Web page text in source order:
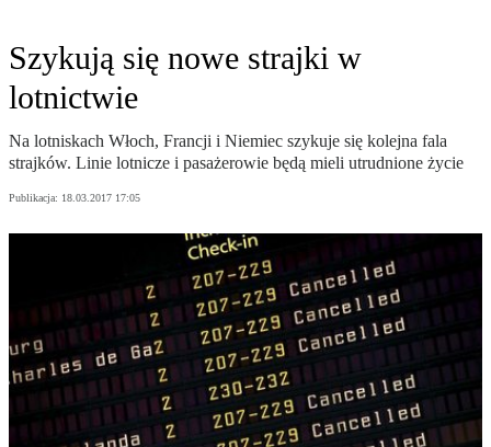
Szykują się nowe strajki w
lotnictwie
Na lotniskach Włoch, Francji i Niemiec szykuje się kolejna fala
strajków. Linie lotnicze i pasażerowie będą mieli utrudnione życie
Publikacja: 18.03.2017 17:05